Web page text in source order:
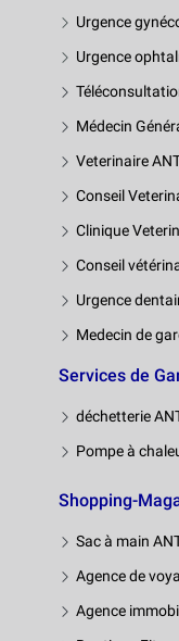
Urgence
Urgence
Médecin
Veterinaire
Conseil
Clinique
Conseil
Urgence
Medecin de
Services de
déchetterie
Pompe à
Shopping-
Sac à main
Agence de
Agence